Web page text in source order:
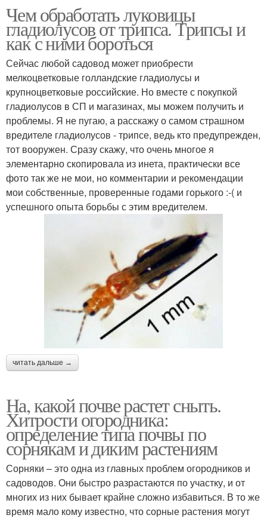
Чем обработать луковицы
гладиолусов от трипса. Трипсы и
как с ними бороться
Сейчас любой садовод может приобрести
мелкоцветковые голландские гладиолусы и
крупноцветковые российские. Но вместе с покупкой
гладиолусов в СП и магазинах, мы можем получить и
проблемы. Я не пугаю, а расскажу о самом страшном
вредителе гладиолусов - трипсе, ведь кто предупрежден,
тот вооружен. Сразу скажу, что очень многое я
элементарно скопировала из инета, практически все
фото так же не мои, но комментарии и рекомендации
мои собственные, проверенные годами горького :-( и
успешного опыта борьбы с этим вредителем.
читать дальше →
На, какой почве растет сныть.
Хитрости огородника:
определение типа почвы по
сорнякам и диким растениям
Сорняки – это одна из главных проблем огородников и
садоводов. Они быстро разрастаются по участку, и от
многих из них бывает крайне сложно избавиться. В то же
время мало кому известно, что сорные растения могут